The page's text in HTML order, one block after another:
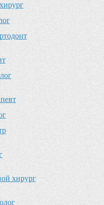
хирург